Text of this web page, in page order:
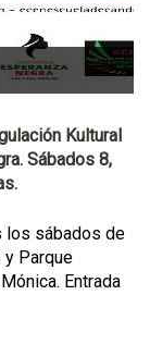
Kultural
Sábados 8,
los sábados de
y Parque
Entrada